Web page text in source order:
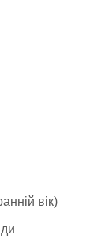
вік)